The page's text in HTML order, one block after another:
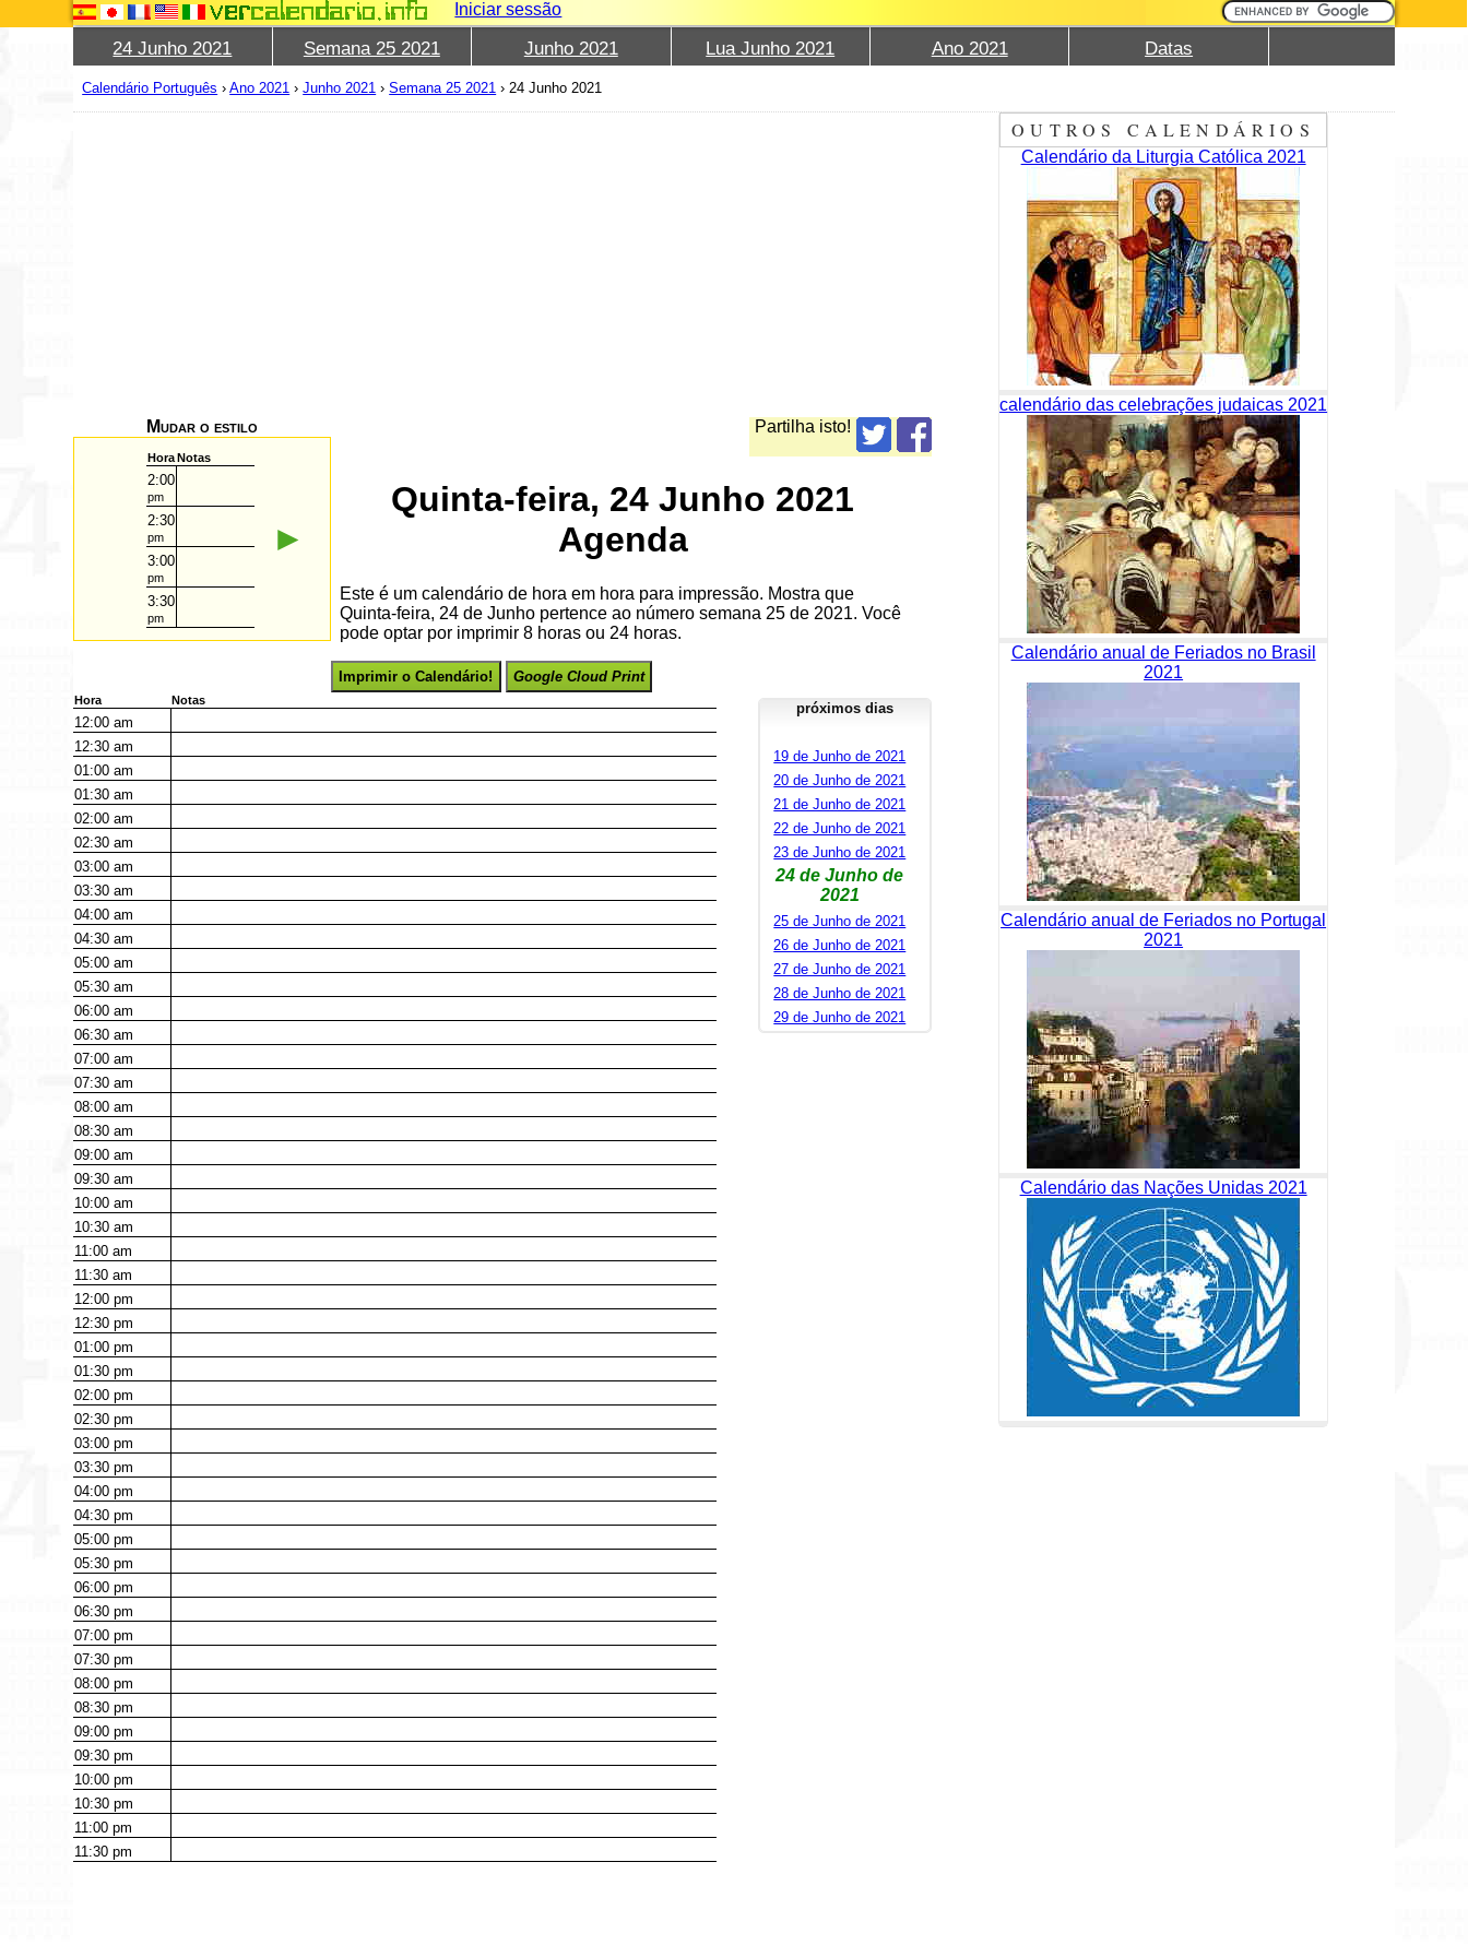
Iniciar sessão
24 Junho 2021 Semana 25 2021 Junho 2021 Lua Junho 2021 Ano 2021 Datas
Calendário Português ›Ano 2021 ›Junho 2021 ›Semana 25 2021 ›24 Junho 2021
Partilha isto!
Mudar o estilo
HoraNotas
2:00
pm
2:30
pm
3:00
pm
3:30
pm
►
Quinta-feira, 24 Junho 2021
Agenda
Este é um calendário de hora em hora para impressão. Mostra que
Quinta-feira, 24 de Junho pertence ao número semana 25 de 2021. Você
pode optar por imprimir 8 horas ou 24 horas.
Imprimir o Calendário! Google Cloud Print
Hora Notas
12:00am
12:30am
01:00am
01:30am
02:00am
02:30am
03:00am
03:30am
04:00am
04:30am
05:00am
05:30am
06:00am
06:30am
07:00am
07:30am
08:00am
08:30am
09:00am
09:30am
10:00am
10:30am
11:00am
11:30am
12:00pm
12:30pm
01:00pm
01:30pm
02:00pm
02:30pm
03:00pm
03:30pm
04:00pm
04:30pm
05:00pm
05:30pm
06:00pm
06:30pm
07:00pm
07:30pm
08:00pm
08:30pm
09:00pm
09:30pm
10:00pm
10:30pm
11:00pm
11:30pm
próximos dias
19 de Junho de 2021
20 de Junho de 2021
21 de Junho de 2021
22 de Junho de 2021
23 de Junho de 2021
24 de Junho de
2021
25 de Junho de 2021
26 de Junho de 2021
27 de Junho de 2021
28 de Junho de 2021
29 de Junho de 2021
OUTROS CALENDÁRIOS
Calendário da Liturgia Católica 2021
calendário das celebrações judaicas 2021
Calendário anual de Feriados no Brasil
2021
Calendário anual de Feriados no Portugal
2021
Calendário das Nações Unidas 2021